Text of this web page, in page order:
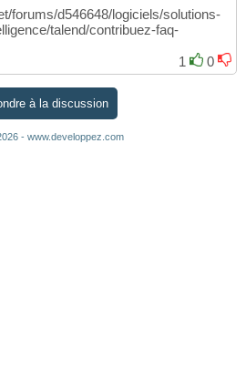
forums/d546648/logiciels/solutions-
talend/contribuez-faq-
1
0
à la discussion
- www.developpez.com